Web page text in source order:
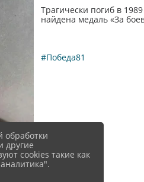
Трагически погиб в
найдена медаль «За
#Победа81
обработки
другие
cookies такие как